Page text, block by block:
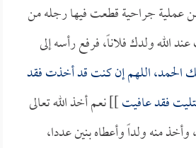
من عملية جراحية قطعت فيها رجله من
الله ولدك فلاناً، فرفع رأسه إلى
الحمد، اللهم إن كنت قد أخذت فقد
فقد عافيت]] نعم أخذ الله تعالى
منه ولداً وأعطاه بنين عددا،